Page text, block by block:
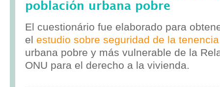
población urbana pobre
El cuestionário fue elaborado para
el estudio sobre seguridad de la tenencia
urbana pobre y más vulnerable de la
ONU para el derecho a la vivienda.